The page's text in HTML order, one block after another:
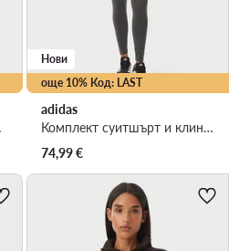
Fit
още 10% Код: LAST
Нови
adidas
Комплект суитшърт и клин Leisure KD8264 Кремав Regular Fit
74,99€